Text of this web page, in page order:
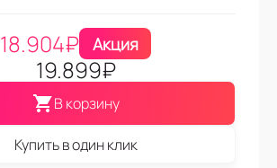
18.904₽ Акция
19.899₽
В корзину
Купить в один клик